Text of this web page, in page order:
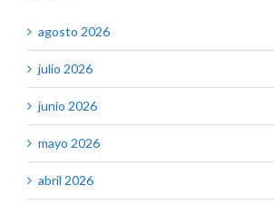
agosto 2026
julio 2026
junio 2026
mayo 2026
abril 2026